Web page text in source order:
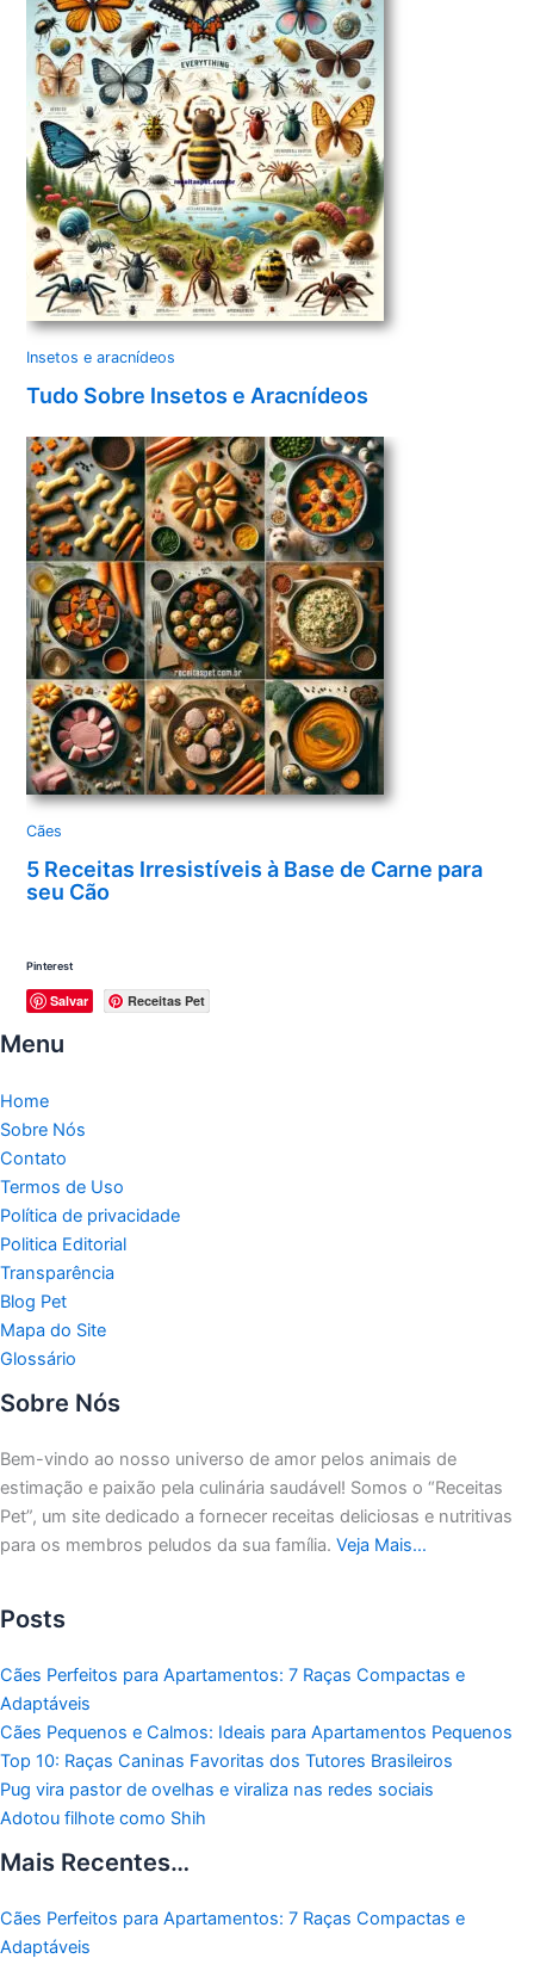
Insetos e aracnídeos
Tudo Sobre Insetos e Aracnídeos
Cães
5 Receitas Irresistíveis à Base de Carne para
seu Cão
Pinterest
Salvar Receitas Pet
Menu
Home
Sobre Nós
Contato
Termos de Uso
Política de privacidade
Politica Editorial
Transparência
Blog Pet
Mapa do Site
Glossário
Sobre Nós
Bem-vindo ao nosso universo de amor pelos animais de
estimação e paixão pela culinária saudável! Somos o “Receitas
Pet”, um site dedicado a fornecer receitas deliciosas e nutritivas
para os membros peludos da sua família. Veja Mais…
Posts
Cães Perfeitos para Apartamentos: 7 Raças Compactas e
Adaptáveis
Cães Pequenos e Calmos: Ideais para Apartamentos Pequenos
Top 10: Raças Caninas Favoritas dos Tutores Brasileiros
Pug vira pastor de ovelhas e viraliza nas redes sociais
Adotou filhote como Shih
Mais Recentes…
Cães Perfeitos para Apartamentos: 7 Raças Compactas e
Adaptáveis